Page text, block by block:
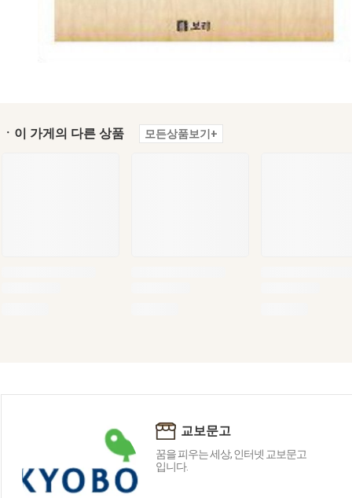
ㆍ이 가게의 다른 상품 모든상품보기+
교보문고
꿈을 피우는 세상, 인터넷 교보문고
입니다.